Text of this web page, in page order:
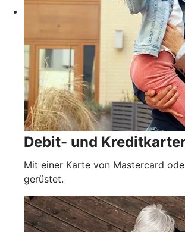
Debit- und
Mit einer Karte von Mastercard
gerüstet.